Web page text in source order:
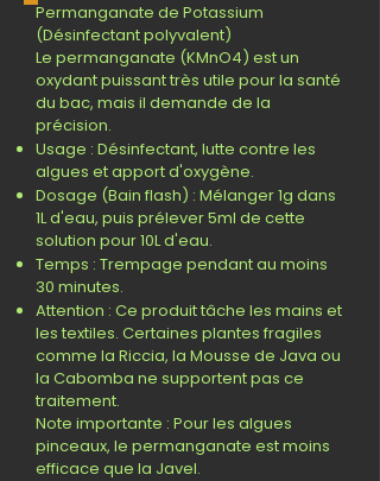
Permanganate de Potassium
(Désinfectant polyvalent)
Le permanganate (KMnO4) est un
oxydant puissant très utile pour la santé
du bac, mais il demande de la
précision.
Usage : Désinfectant, lutte contre les
algues et apport d'oxygène.
Dosage (Bain flash) : Mélanger 1g dans
1L d'eau, puis prélever 5ml de cette
solution pour 10L d'eau.
Temps : Trempage pendant au moins
30 minutes.
Attention : Ce produit tâche les mains et
les textiles. Certaines plantes fragiles
comme la Riccia, la Mousse de Java ou
la Cabomba ne supportent pas ce
traitement.
Note importante : Pour les algues
pinceaux, le permanganate est moins
efficace que la Javel.